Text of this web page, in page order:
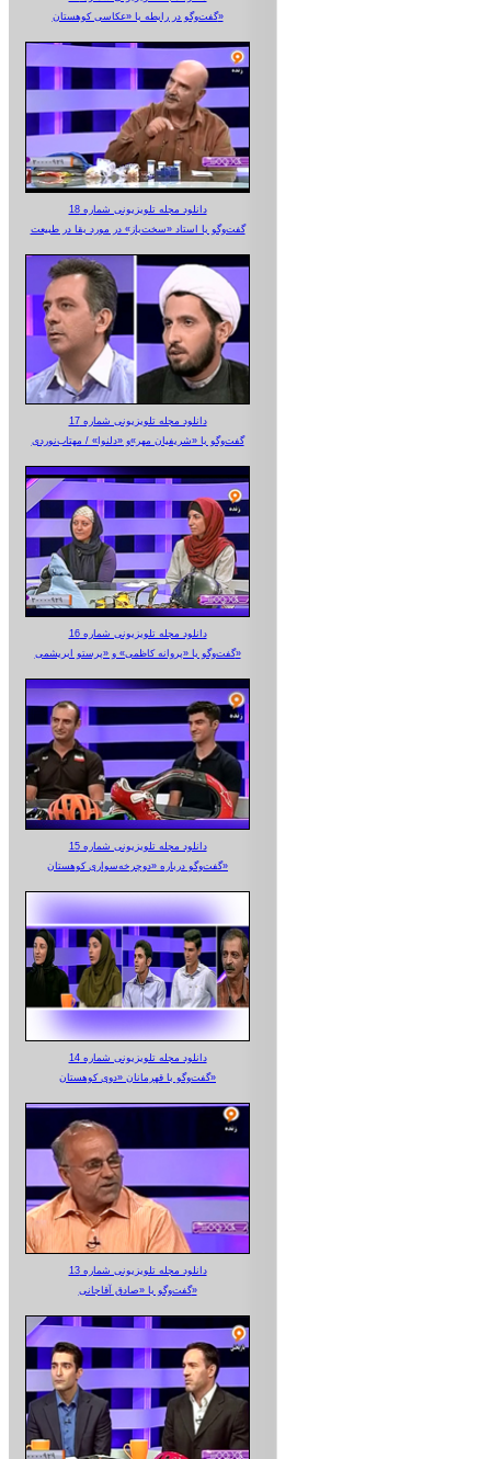
گفت‌وگو در رابطه با «عکاسی کوهستان»
دانلود مجله تلویزیونی شماره 18
گفت‌وگو با استاد «سخت‌باز» در مورد بقا در طبیعت
دانلود مجله تلویزیونی شماره 17
گفت‌وگو با «شریفیان مهر»‌و «دلنوا» / مهتاب‌نوردی
دانلود مجله تلویزیونی شماره 16
گفت‌وگو با «پروانه کاظمی» و «پرستو‌ ابریشمی»
دانلود مجله تلویزیونی شماره 15
گفت‌وگو درباره «دوچرخه‌سواری کوهستان»
دانلود مجله تلویزیونی شماره 14
گفت‌وگو با قهرمانان «دوی کوهستان»
دانلود مجله تلویزیونی شماره 13
گفت‌وگو با «صادق آقاجانی»